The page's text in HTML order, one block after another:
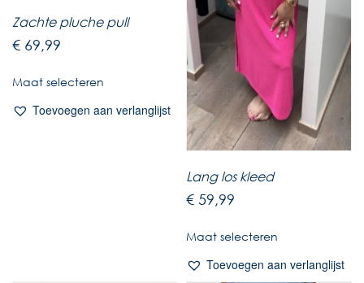
Zachte pluche pull
€ 69,99
Maat selecteren
Toevoegen aan verlanglijst
Lang los kleed
€ 59,99
Maat selecteren
Toevoegen aan verlanglijst